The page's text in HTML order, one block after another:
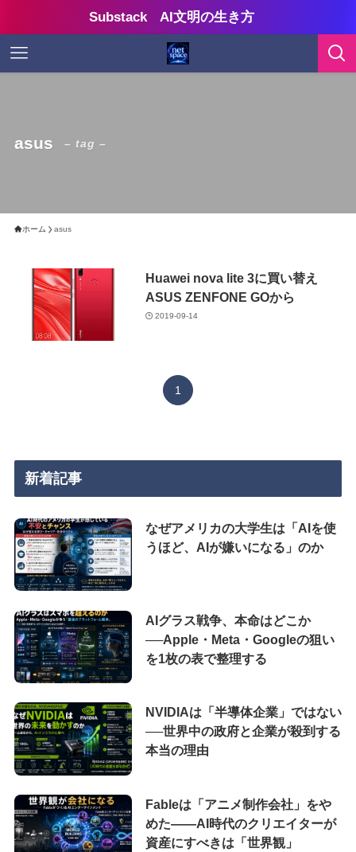
Substack AI文明の生き方
asus – tag –
ホーム asus
Huawei nova lite 3に買い替え
ASUS ZENFONE GOから
2019-09-14
1
新着記事
なぜアメリカの大学生は「AIを使
うほど、AIが嫌いになる」のか
AIグラス戦争、本命はどこか
──Apple・Meta・Googleの狙い
を1枚の表で整理する
NVIDIAは「半導体企業」ではない
──世界中の政府と企業が殺到する
本当の理由
Fableは「アニメ制作会社」をや
めた――AI時代のクリエイターが
資産にすべきは「世界観」